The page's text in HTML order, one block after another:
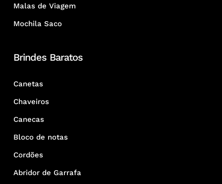
Malas de Viagem
Mochila Saco
Brindes Baratos
Canetas
Chaveiros
Canecas
Bloco de notas
Cordões
Abridor de Garrafa